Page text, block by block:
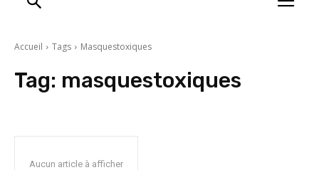
Accueil Tags Masquestoxiques
Tag: masquestoxiques
Aucun article à afficher